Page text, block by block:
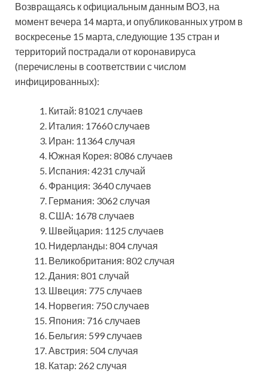
Возвращаясь к официальным данным ВОЗ, на
момент вечера 14 марта, и опубликованных утром в
воскресенье 15 марта, следующие 135 стран и
территорий пострадали от коронавируса
(перечислены в соответствии с числом
инфицированных):
Китай: 81021 случаев
Италия: 17660 случаев
Иран: 11364 случая
Южная Корея: 8086 случаев
Испания: 4231 случай
Франция: 3640 случаев
Германия: 3062 случая
США: 1678 случаев
Швейцария: 1125 случаев
Нидерланды: 804 случая
Великобритания: 802 случая
Дания: 801 случай
Швеция: 775 случаев
Норвегия: 750 случаев
Япония: 716 случаев
Бельгия: 599 случаев
Австрия: 504 случая
Катар: 262 случая